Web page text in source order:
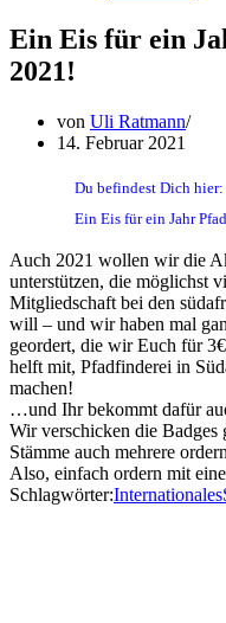
Ein Eis für ein
2021!
von Uli Ratmann
14. Februar 2021
Du befindest Dich hier:
Ein Eis für ein Jahr
Auch 2021 wollen wir die
unterstützen, die möglichst
Mitgliedschaft bei den
will – und wir haben mal
geordert, die wir Euch für
helft mit, Pfadfinderei in
machen!
…und Ihr bekommt dafür
Wir verschicken die Badges
Stämme auch mehrere
Also, einfach ordern mit
Schlagwörter:Internationales